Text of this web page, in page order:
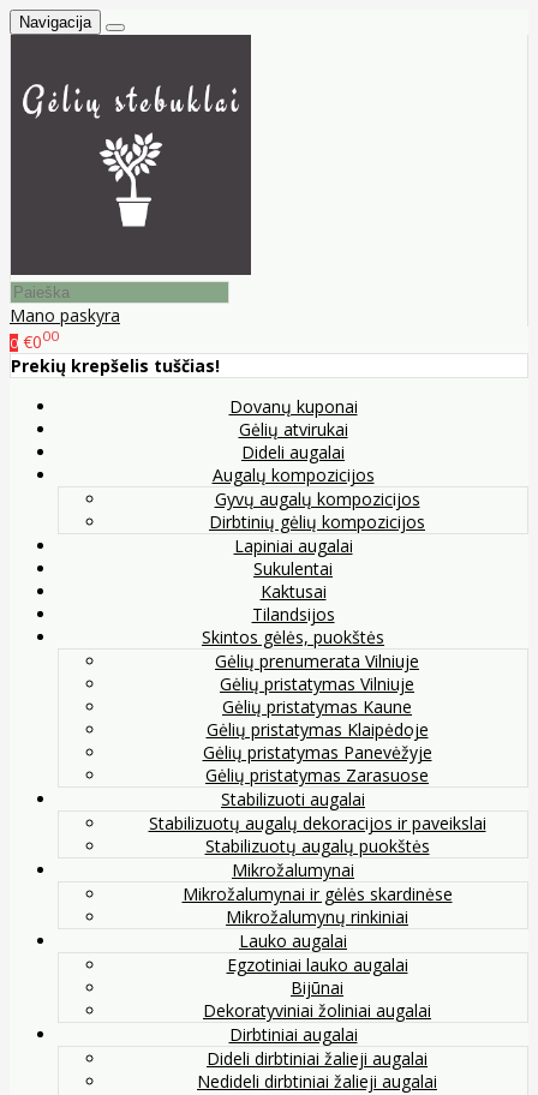
Navigacija
Mano paskyra
0 €000
Prekių krepšelis tuščias!
Dovanų kuponai
Gėlių atvirukai
Dideli augalai
Augalų kompozicijos
Gyvų augalų kompozicijos
Dirbtinių gėlių kompozicijos
Lapiniai augalai
Sukulentai
Kaktusai
Tilandsijos
Skintos gėlės, puokštės
Gėlių prenumerata Vilniuje
Gėlių pristatymas Vilniuje
Gėlių pristatymas Kaune
Gėlių pristatymas Klaipėdoje
Gėlių pristatymas Panevėžyje
Gėlių pristatymas Zarasuose
Stabilizuoti augalai
Stabilizuotų augalų dekoracijos ir paveikslai
Stabilizuotų augalų puokštės
Mikrožalumynai
Mikrožalumynai ir gėlės skardinėse
Mikrožalumynų rinkiniai
Lauko augalai
Egzotiniai lauko augalai
Bijūnai
Dekoratyviniai žoliniai augalai
Dirbtiniai augalai
Dideli dirbtiniai žalieji augalai
Nedideli dirbtiniai žalieji augalai